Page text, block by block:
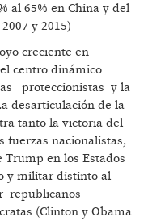
al 65% en China y del
y 2015)
creciente en
centro dinámico
proteccionistas y la
desarticulación de la
tanto la victoria del
fuerzas nacionalistas,
en los Estados
y militar distinto al
republicanos
(Clinton y Obama